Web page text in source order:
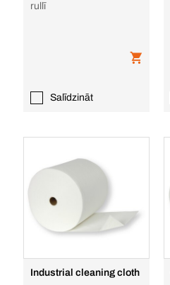
rullī
Salīdzināt
Industrial cleaning cloth